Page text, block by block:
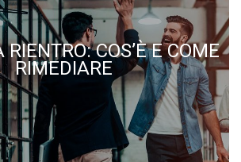
RIENTRO: COS’È E COME
RIMEDIARE